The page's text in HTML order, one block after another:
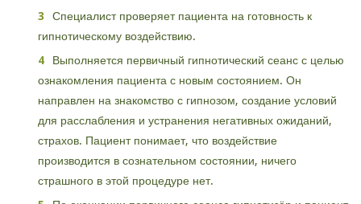
Специалист проверяет пациента на готовность к
гипнотическому воздействию.
Выполняется первичный гипнотический сеанс с целью
ознакомления пациента с новым состоянием. Он
направлен на знакомство с гипнозом, создание условий
для расслабления и устранения негативных ожиданий,
страхов. Пациент понимает, что воздействие
производится в сознательном состоянии, ничего
страшного в этой процедуре нет.